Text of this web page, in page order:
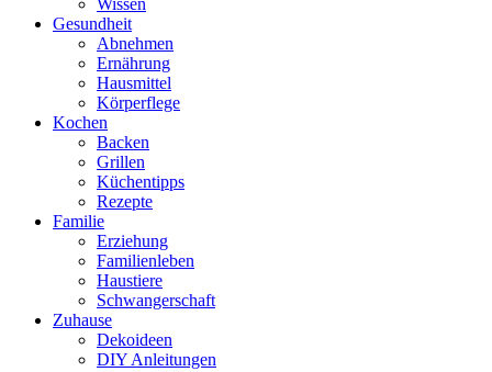
Wissen
Gesundheit
Abnehmen
Ernährung
Hausmittel
Körperflege
Kochen
Backen
Grillen
Küchentipps
Rezepte
Familie
Erziehung
Familienleben
Haustiere
Schwangerschaft
Zuhause
Dekoideen
DIY Anleitungen